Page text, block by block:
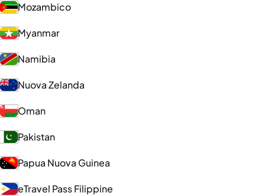
Mozambico
Myanmar
Namibia
Nuova Zelanda
Oman
Pakistan
Papua Nuova Guinea
eTravel Pass Filippine